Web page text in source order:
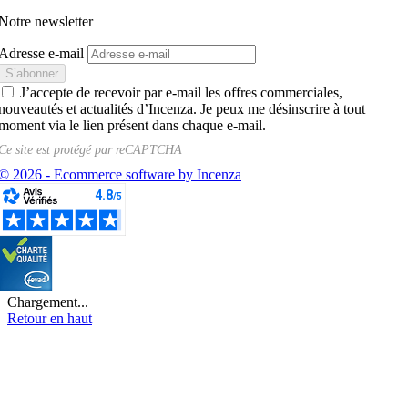
newsletter
e-mail
J’accepte de recevoir par e-mail les offres commerciales,
et actualités d’Incenza. Je peux me désinscrire à tout
via le lien présent dans chaque e-mail.
site est protégé parreCAPTCHA
2026 - Ecommerce software by Incenza
Chargement...
Retour en haut